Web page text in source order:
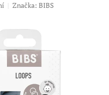
Značka: BIBS